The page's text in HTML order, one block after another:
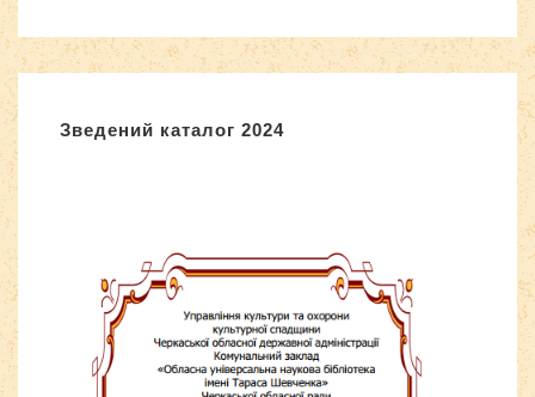
Зведений каталог 2024